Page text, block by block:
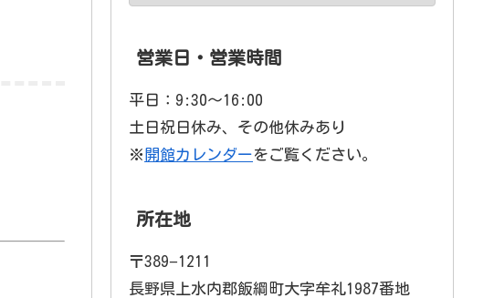
営業日・営業時間
平日：9:30〜16:00
土日祝日休み、その他休みあり
※ 開館カレンダーをご覧ください。
所在地
〒389−1211
長野県上水内郡飯綱町大字牟礼1987番地